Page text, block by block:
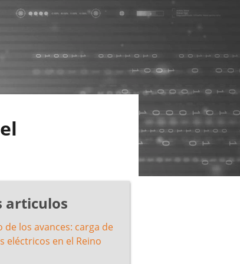
articulos
de los avances: carga de
eléctricos en el Reino